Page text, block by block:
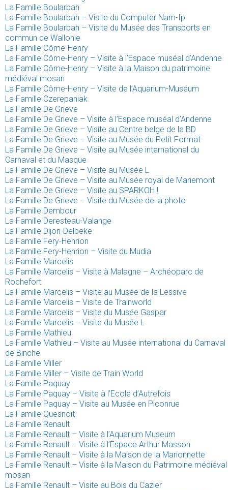
La Famille Boularbah
La Famille Boularbah – Visite du Computer Nam-Ip
La Famille Boularbah – Visite du Musée des Transports en
commun de Wallonie
La Famille Côme-Henry
La Famille Côme-Henry – Visite à l’Espace muséal d’Andenne
La Famille Côme-Henry – Visite à la Maison du patrimoine
médiéval mosan
La Famille Côme-Henry – Visite de l’Aquarium-Muséum
La Famille Czerepaniak
La Famille De Grieve
La Famille De Grieve – Visite à l’Espace muséal d’Andenne
La Famille De Grieve – Visite au Centre belge de la BD
La Famille De Grieve – Visite au Musée du Petit Format
La Famille De Grieve – Visite au Musée international du
Carnaval et du Masque
La Famille De Grieve – Visite au Musée L
La Famille De Grieve – Visite au Musée royal de Mariemont
La Famille De Grieve – Visite au SPARKOH !
La Famille De Grieve – Visite du Musée de la photo
La Famille Dembour
La Famille Deresteau-Valange
La Famille Dijon-Delbeke
La Famille Fery-Henrion
La Famille Fery-Henrion – Visite du Mudia
La Famille Marcelis
La Famille Marcelis – Visite à Malagne – Archéoparc de
Rochefort
La Famille Marcelis – Visite au Musée de la Lessive
La Famille Marcelis – Visite de Trainworld
La Famille Marcelis – Visite du Musée Gaspar
La Famille Marcelis – Visite du Musée L
La Famille Mathieu
La Famille Mathieu – Visite au Musée international du Carnaval
de Binche
La Famille Miller
La Famille Miller – Visite de Train World
La Famille Paquay
La Famille Paquay – Visite à l’Ecole d’Autrefois
La Famille Paquay – Visite au Musée en Piconrue
La Famille Quesnoit
La Famille Renault
La Famille Renault – Visite à l’Aquarium Museum
La Famille Renault – Visite à l’Espace Arthur Masson
La Famille Renault – Visite à la Maison de la Marionnette
La Famille Renault – Visite à la Maison du Patrimoine médiéval
mosan
La Famille Renault – Visite au Bois du Cazier